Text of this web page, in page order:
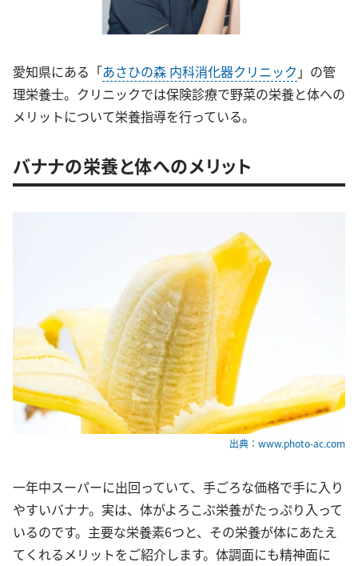
愛知県にある「あさひの森 内科消化器クリニック 」の管
理栄養士。クリニックでは保険診療で野菜の栄養と体への
メリットについて栄養指導を行っている。
バナナの栄養と体へのメリット
出典：www.photo-ac.com
一年中スーパーに出回っていて、手ごろな価格で手に入り
やすいバナナ。実は、体がよろこぶ栄養がたっぷり入って
いるのです。主要な栄養素6つと、その栄養が体にあたえ
てくれるメリットをご紹介します。体調面にも精神面に